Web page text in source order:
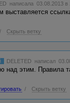
написала 03.08.2013
выставляется
/ Скрыть ветку
DELETED написал
над этим. Правила
/ Скрыть ветку